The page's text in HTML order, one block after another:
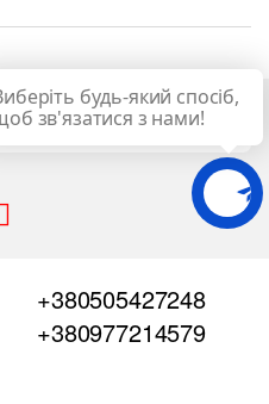
+380505427248
+380977214579
будь-який спосіб,
зв'язатися з нами!